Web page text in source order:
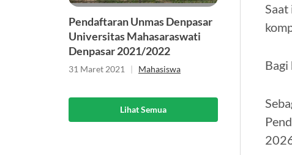
Pendaftaran Unmas Denpasar
Universitas Mahasaraswati
Denpasar 2021/2022
31 Maret 2021 | Mahasiswa
Lihat Semua
Bagi